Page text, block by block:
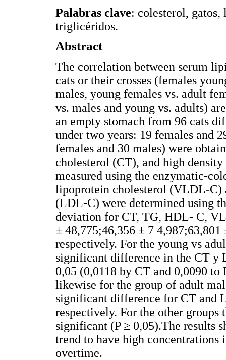
Palabras clave: colesterol,
triglicéridos.
Abstract
The correlation between serum
cats or their crosses (females
males, young females vs. adult
vs. males and young vs. adults)
an empty stomach from 96 cats
under two years: 19 females and
females and 30 males) were
cholesterol (CT), and high
measured using the enzymatic-
lipoprotein cholesterol (VLDL-C)
(LDL-C) were determined using
deviation for CT, TG, HDL- C,
± 48,775;46,356 ± 7
respectively. For the young vs
significant difference in the CT y
0,05 (0,0118 by CT and 0,0090
likewise for the group of adult
significant difference for CT and
respectively. For the other
significant (P ≥ 0,05).The results
trend to have high
overtime.